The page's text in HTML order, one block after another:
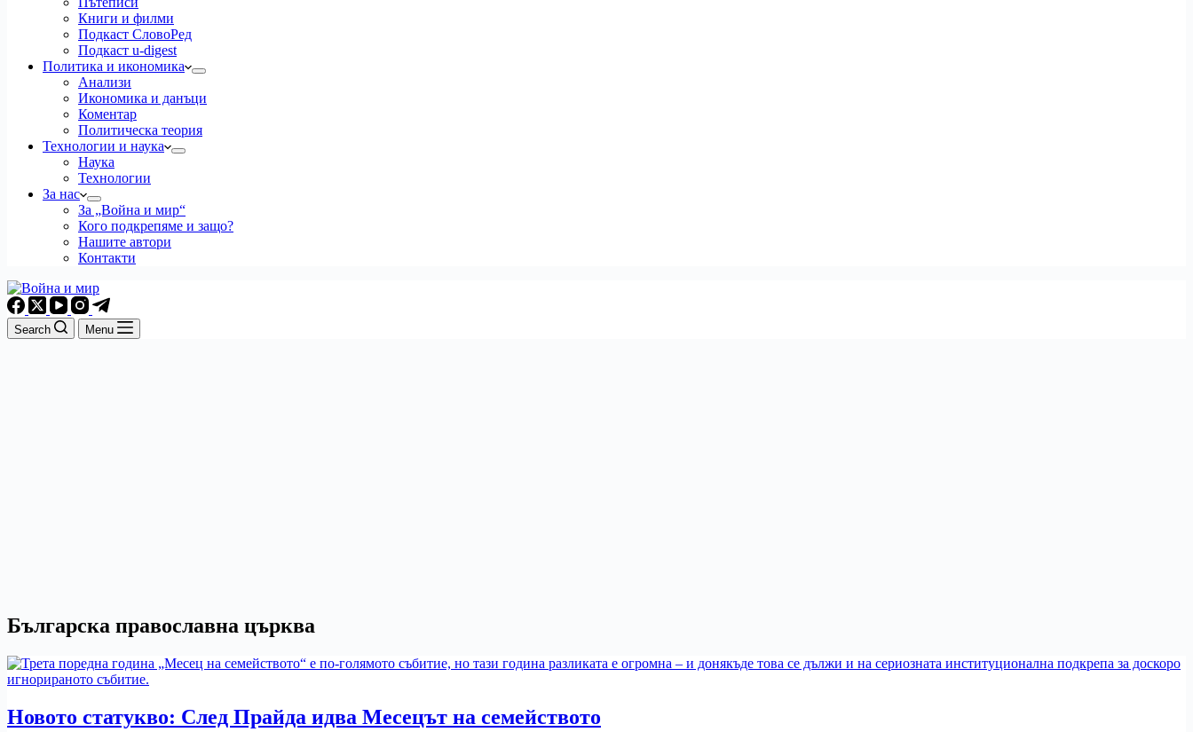
Книги и филми
Подкаст СловоРед
Подкаст u-digest
Политика и икономика
Анализи
Икономика и данъци
Коментар
Политическа теория
Технологии и наука
Наука
Технологии
За нас
За „Война и мир“
Кого подкрепяме и защо?
Нашите автори
Контакти
Search Menu
Българска православна църква
Новото статукво: След Прайда идва Месецът на семейството